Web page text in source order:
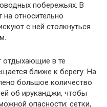
побережьях. В
на относительно
с ней столкнуться
отдыхающие в те
ближе к берегу. На
большое количество
об ируканджи, чтобы
опасности: сетки,